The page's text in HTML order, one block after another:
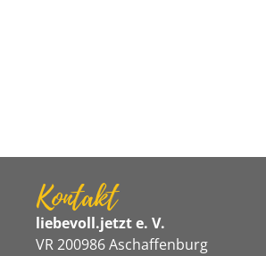
Kontakt
liebevoll.jetzt e. V.
VR 200986 Aschaffenburg